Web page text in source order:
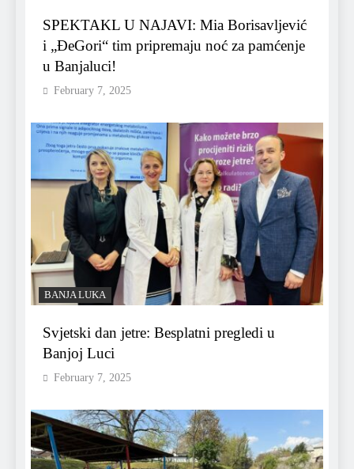
SPEKTAKL U NAJAVI: Mia Borisavljević
i „ĐeGori“ tim pripremaju noć za pamćenje
u Banjaluci!
February 7, 2025
BANJA LUKA
Svjetski dan jetre: Besplatni pregledi u
Banjoj Luci
February 7, 2025